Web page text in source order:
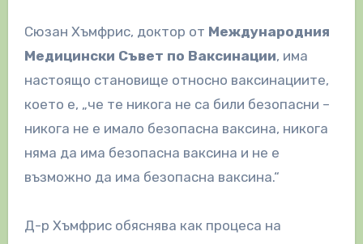
Сюзан Хъмфрис, доктор от Международния
Медицински Съвет по Ваксинации, има
настоящо становище относно ваксинациите,
което е, „че те никога не са били безопасни –
никога не е имало безопасна ваксина, никога
няма да има безопасна ваксина и не е
възможно да има безопасна ваксина.“
Д-р Хъмфрис обяснява как процеса на